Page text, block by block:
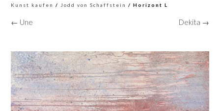
Kunst kaufen / Jodd von Schaffstein / Horizont L
← Une Dekita →